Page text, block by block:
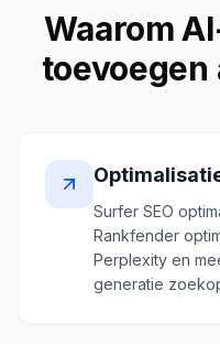
Waarom
toevoegen
Surfer SEO
Rankfender
Perplexity en
generatie